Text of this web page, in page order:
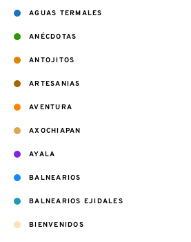
AGUAS TERMALES
ANÉCDOTAS
ANTOJITOS
ARTESANIAS
AVENTURA
AXOCHIAPAN
AYALA
BALNEARIOS
BALNEARIOS EJIDALES
BIENVENIDOS